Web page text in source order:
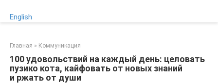
English
Главная » Коммуникация
100 удовольствий на каждый день: целовать
пузико кота, кайфовать от новых знаний
и ржать от души